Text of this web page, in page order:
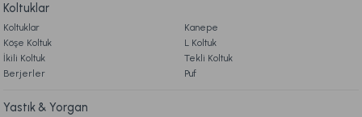
749,00 TL
Ücretsiz Kargo
Koltuklar
Koltuklar
Kanepe
Köşe Koltuk
L Koltuk
İkili Koltuk
Tekli Koltuk
Berjerler
Puf
Yastık & Yorgan